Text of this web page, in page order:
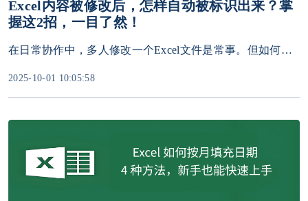
Excel内容被修改后，怎样自动被标识出来？掌
握这2招，一目了然！
在日常协作中，多人修改一个Excel文件是常事。但如何快速、清晰地追踪到谁在什么时候改了什么地方？手动记录效率低下，还容易出错。
2025-10-01 10:05:58